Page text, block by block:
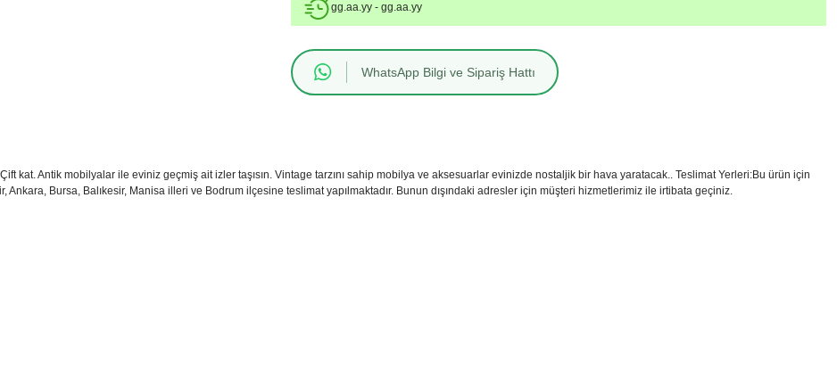
gg.aa.yy - gg.aa.yy
WhatsApp Bilgi ve Sipariş Hattı
kat. Antik mobilyalar ile eviniz geçmiş ait izler taşısın. Vintage tarzını sahip mobilya ve aksesuarlar evinizde nostaljik bir hava yaratacak.. Teslimat Yerleri:Bu ürün için
Ankara, Bursa, Balıkesir, Manisa illeri ve Bodrum ilçesine teslimat yapılmaktadır. Bunun dışındaki adresler için müşteri hizmetlerimiz ile irtibata geçiniz.